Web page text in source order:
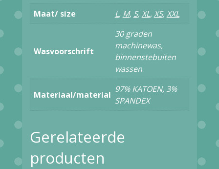
aantal
Maat/ size L, M, S,XL,XS,XXL
Wasvoorschrift
30 graden
machinewas,
binnenstebuiten
wassen
Materiaal/material
97% KATOEN, 3%
SPANDEX
Gerelateerde
producten